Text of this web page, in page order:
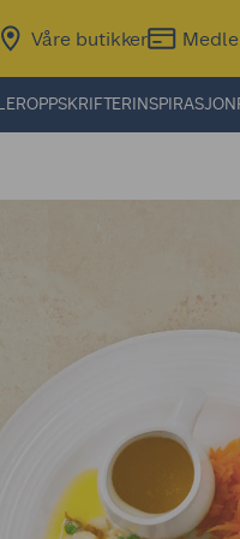
Våre butikker
OPPSKRIFTERINSPIRASJON